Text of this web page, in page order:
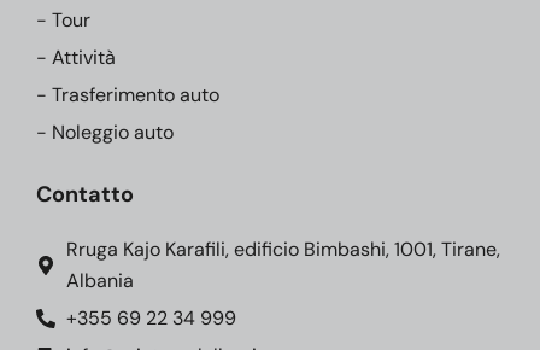
- Tour
- Attività
- Trasferimento auto
- Noleggio auto
Contatto
Rruga Kajo Karafili, edificio Bimbashi, 1001, Tirane,
Albania
+355 69 22 34 999